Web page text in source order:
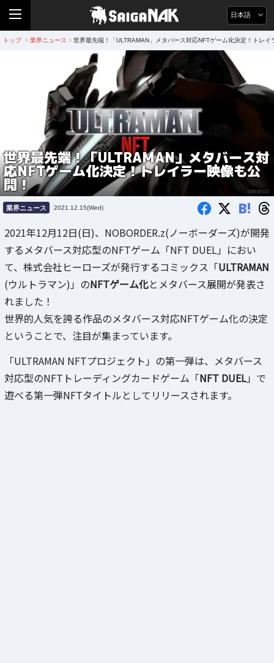
日本語
トップ > 業界ニュース > 世界最先端！「ULTRAMAN」メタバース対応NFTゲーム化決定！トレイ
世界最先端！「ULTRAMAN」メタバース対
応NFTゲーム化決定！トレイラー映像も公
開！
業界ニュース 2021.12.15(Wed) B!
2021年12月12日(日)、NOBORDER.z(ノーボーダーズ)が開発
するメタバース対応型のNFTゲーム「NFT DUEL」におい
て、株式会社ヒーローズが発行するコミックス「ULTRAMAN
(ウルトラマン)」のNFTゲーム化とメタバース展開が発表さ
れました！
世界的人気を誇る作品のメタバース対応NFTゲーム化の決定
ということで、注目が集まっています。
「ULTRAMAN NFTプロジェクト」の第一弾は、メタバース
対応型のNFTトレーディングカードゲーム「NFT DUEL」で
遊べる第一弾NFTタイトルとしてリリースされます。